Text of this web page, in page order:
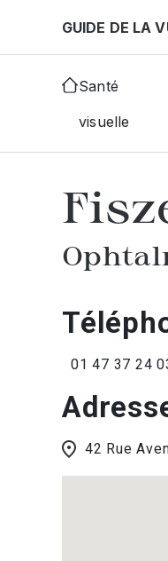
GUIDE DE LA
Santé
visuelle
Accueil
01 47 37 24
42 Rue